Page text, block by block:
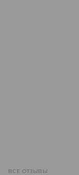
ВСЕ ОТЗЫВЫ